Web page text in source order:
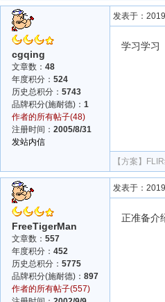
cgqing
文章数： 48
年度积分： 524
历史总积分： 5743
品牌积分(施耐德)： 1
作者的所有帖子(48)
注册时间： 2005/8/31
发站内信
发表于：
学习学习
【方案】
FreeTigerMan
文章数： 557
年度积分： 452
历史总积分： 5775
品牌积分(施耐德)： 897
作者的所有帖子(557)
发表于：
正准备介